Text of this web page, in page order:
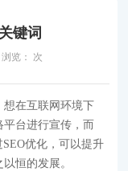
键词
浏览： 次
想在互联网环境下
台进行宣传，而
优化，可以提升
恒的发展。